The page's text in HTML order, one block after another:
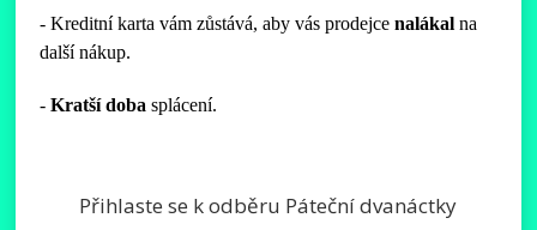
- Kreditní karta vám zůstává, aby vás prodejcenalákal na
další nákup.
-Kratší doba splácení.
Přihlaste se k odběru Páteční dvanáctky